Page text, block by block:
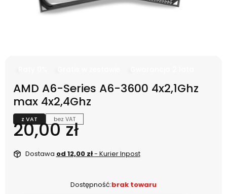
AMD A6-Series A6-3600 4x2,1Ghz
max 4x2,4Ghz
z VAT bez VAT
Cena
20,00 zł
Dostawa od 12,00 zł- Kurier Inpost
Dostępność:brak towaru